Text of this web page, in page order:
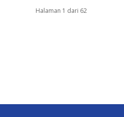
Halaman 1 dari 62